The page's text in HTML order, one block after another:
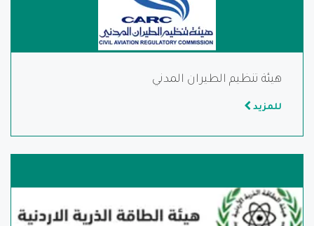
هيئة تنظيم الطيران المدني
للمزيد